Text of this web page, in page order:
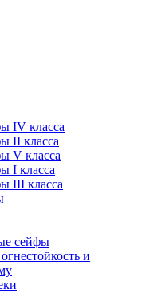
IV класса
II класса
V класса
I класса
III класса
сейфы
и